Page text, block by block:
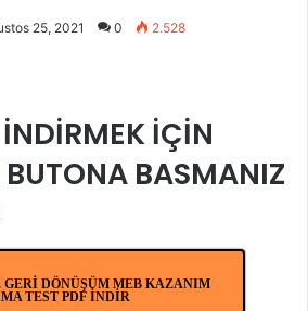
25, 2021 0 2.528
İÇİN
BASMANIZ
DÖNÜŞÜM MEB KAZANIM
TEST PDF İNDİR